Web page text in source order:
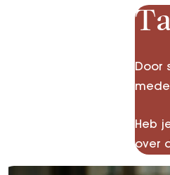
Door
Heb
over